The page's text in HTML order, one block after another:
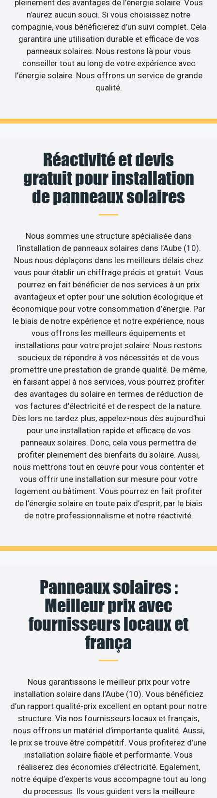
pleinement des avantages de l’énergie solaire. Vous
n’aurez aucun souci. Si vous choisissez notre
compagnie, vous bénéficierez d’un suivi complet. Cela
garantira une utilisation durable et efficace de vos
panneaux solaires. Nous restons là pour vous
conseiller tout au long de votre expérience avec
l’énergie solaire. Nous offrons un service de grande
qualité.
Réactivité et devis
gratuit pour installation
de panneaux solaires
Nous sommes une structure spécialisée dans
l’installation de panneaux solaires dans l’Aube (10).
Nous nous déplaçons dans les meilleurs délais chez
vous pour établir un chiffrage précis et gratuit. Vous
pourrez en fait bénéficier de nos services à un prix
avantageux et opter pour une solution écologique et
économique pour votre consommation d’énergie. Par
le biais de notre expérience et notre expérience, nous
vous offrons les meilleurs équipements et
installations pour votre projet solaire. Nous restons
soucieux de répondre à vos nécessités et de vous
promettre une prestation de grande qualité. De même,
en faisant appel à nos services, vous pourrez profiter
des avantages du solaire en termes de réduction de
vos factures d’électricité et de respect de la nature.
Dès lors ne tardez plus, appelez-nous dès aujourd’hui
pour une installation rapide et efficace de vos
panneaux solaires. Donc, cela vous permettra de
profiter pleinement des bienfaits du solaire. Aussi,
nous mettrons tout en œuvre pour vous contenter et
vous offrir une installation sur mesure pour votre
logement ou bâtiment. Vous pourrez en fait profiter
de l’énergie solaire en toute paix d’esprit, par le biais
de notre professionnalisme et notre réactivité.
Panneaux solaires :
Meilleur prix avec
fournisseurs locaux et
frança
Nous garantissons le meilleur prix pour votre
installation solaire dans l’Aube (10). Vous bénéficiez
d’un rapport qualité-prix excellent en optant pour notre
structure. Via nos fournisseurs locaux et français,
nous offrons un matériel d’importante qualité. Aussi,
le prix se trouve être compétitif. Vous profiterez d’une
installation solaire fiable et performante. Vous
réaliserez des économies d’électricité. Egalement,
notre équipe d’experts vous accompagne tout au long
du processus. Ils vous guident vers la meilleure